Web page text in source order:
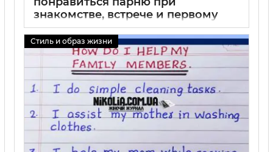
знакомстве, встрече и первому
парню
01 09 2025 0
Стиль и образ жизни